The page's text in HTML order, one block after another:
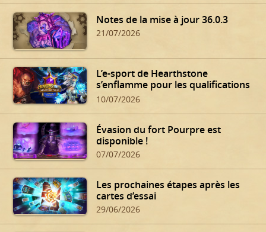
Notes de la mise à jour 36.0.3
21/07/2026
L’e-sport de Hearthstone
s’enflamme pour les qualifications
d’été !
10/07/2026
Évasion du fort Pourpre est
disponible !
07/07/2026
Les prochaines étapes après les
cartes d’essai
29/06/2026